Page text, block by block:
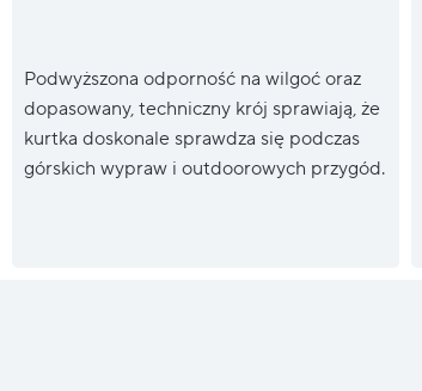
Podwyższona odporność na wilgoć oraz
dopasowany, techniczny krój sprawiają, że
kurtka doskonale sprawdza się podczas
górskich wypraw i outdoorowych przygód.